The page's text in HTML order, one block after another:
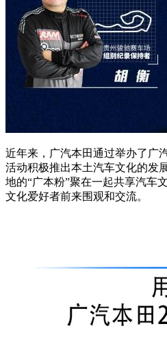
近年来，广汽本田通过举办了广
活动积极推出本土汽车文化的发
地的“广本粉”聚在一起共享汽车
文化爱好者前来围观和交流。